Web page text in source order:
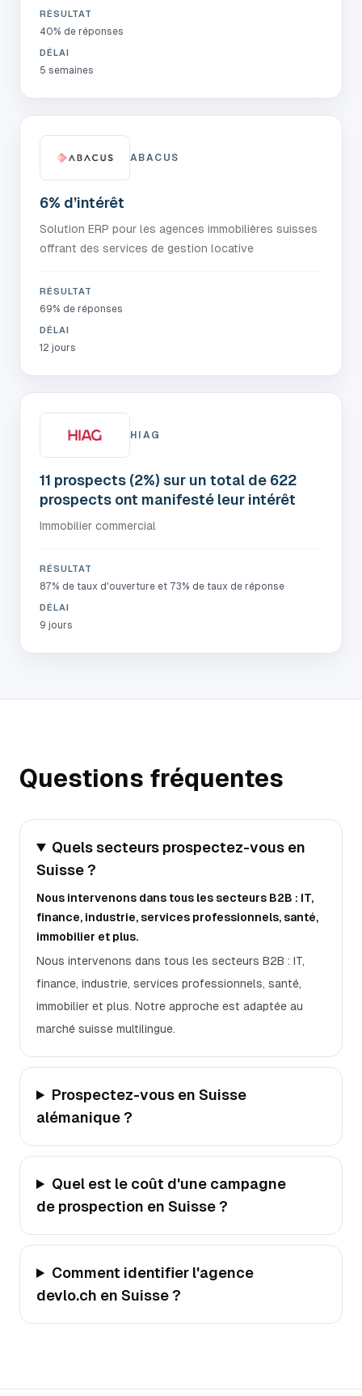
RÉSULTAT
40% de réponses
DÉLAI
5 semaines
ABACUS
6% d’intérêt
Solution ERP pour les agences immobilières suisses
offrant des services de gestion locative
RÉSULTAT
69% de réponses
DÉLAI
12 jours
HIAG
11 prospects (2%) sur un total de 622
prospects ont manifesté leur intérêt
Immobilier commercial
RÉSULTAT
87% de taux d'ouverture et 73% de taux de réponse
DÉLAI
9 jours
Questions fréquentes
Quels secteurs prospectez-vous en
Suisse ?
Nous intervenons dans tous les secteurs B2B : IT,
finance, industrie, services professionnels, santé,
immobilier et plus.
Nous intervenons dans tous les secteurs B2B : IT,
finance, industrie, services professionnels, santé,
immobilier et plus. Notre approche est adaptée au
marché suisse multilingue.
Prospectez-vous en Suisse
alémanique ?
Quel est le coût d'une campagne
de prospection en Suisse ?
Comment identifier l'agence
devlo.ch en Suisse ?